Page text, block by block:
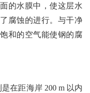
的水膜中，使这层水
腐蚀的进行。与干净
和的空气能使钢的腐
在距海岸 200 m 以内